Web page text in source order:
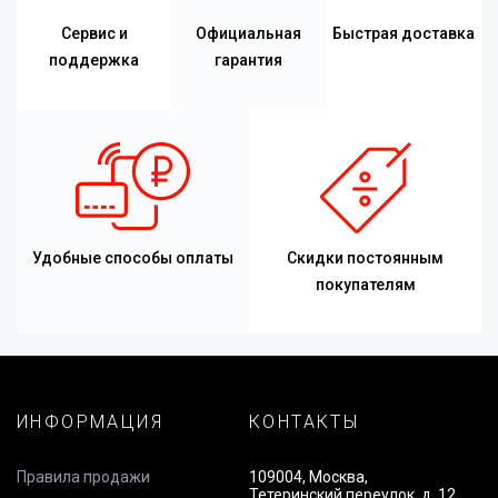
Сервис и
поддержка
Официальная
гарантия
Быстрая доставка
Удобные способы оплаты
Скидки постоянным
покупателям
ИНФОРМАЦИЯ
Правила продажи
КОНТАКТЫ
109004, Москва,